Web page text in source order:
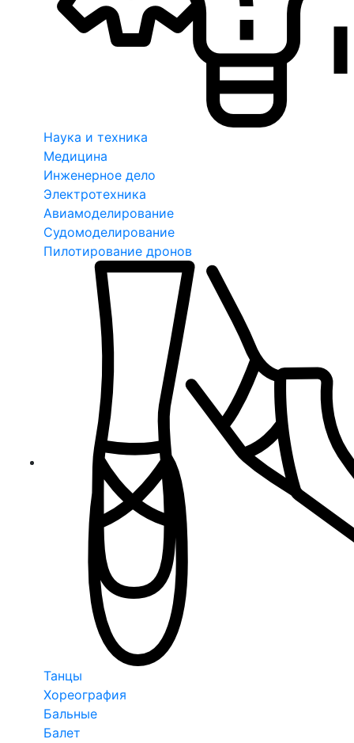
Наука и техника
Медицина
Инженерное дело
Электротехника
Авиамоделирование
Судомоделирование
Пилотирование дронов
Танцы
Хореография
Бальные
Балет